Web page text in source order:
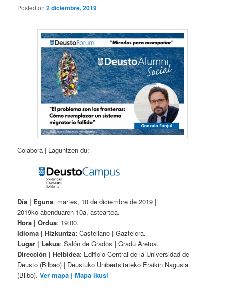
Posted on2 diciembre, 2019
Colabora | Laguntzen du:
Día | Eguna: martes, 10 de diciembre de 2019 |
2019ko abenduaren 10a, asteartea.
Hora | Ordua: 19:00.
Idioma | Hizkuntza: Castellano | Gaztelera.
Lugar | Lekua: Salón de Grados | Gradu Aretoa.
Dirección | Helbidea: Edificio Central de la Universidad de
Deusto (Bilbao) | Deustuko Unibertsitateko Eraikin Nagusia
(Bilbo).Ver mapa | Mapa ikusi